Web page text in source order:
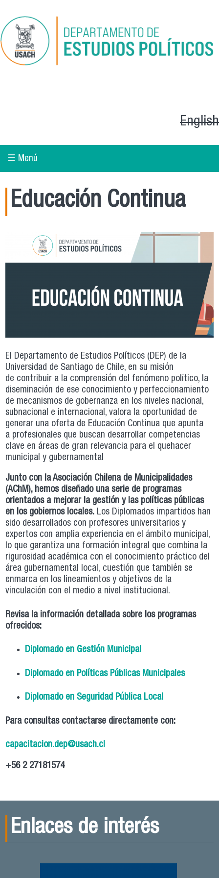
English
☰ Menú
Educación Continua
El Departamento de Estudios Políticos (DEP) de la
Universidad de Santiago de Chile, en su misión
de contribuir a la comprensión del fenómeno político, la
diseminación de ese conocimiento y perfeccionamiento
de mecanismos de gobernanza en los niveles nacional,
subnacional e internacional, valora la oportunidad de
generar una oferta de Educación Continua que apunta
a profesionales que buscan desarrollar competencias
clave en áreas de gran relevancia para el quehacer
municipal y gubernamental
Junto con la Asociación Chilena de Municipalidades
(AChM), hemos diseñado una serie de programas
orientados a mejorar la gestión y las políticas públicas
en los gobiernos locales. Los Diplomados impartidos han
sido desarrollados con profesores universitarios y
expertos con amplia experiencia en el ámbito municipal,
lo que garantiza una formación integral que combina la
rigurosidad académica con el conocimiento práctico del
área gubernamental local, cuestión que también se
enmarca en los lineamientos y objetivos de la
vinculación con el medio a nivel institucional.
Revisa la información detallada sobre los programas
ofrecidos:
Diplomado en Gestión Municipal
Diplomado en Políticas Públicas Municipales
Diplomado en Seguridad Pública Local
Para consultas contactarse directamente con:
capacitacion.dep@usach.cl
+56 2 27181574
Enlaces de interés